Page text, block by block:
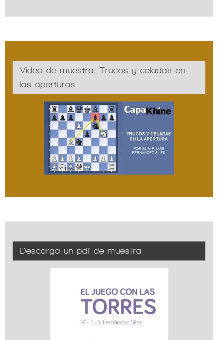
Vídeo de muestra: Trucos y celadas en
las aperturas
Descarga un pdf de muestra